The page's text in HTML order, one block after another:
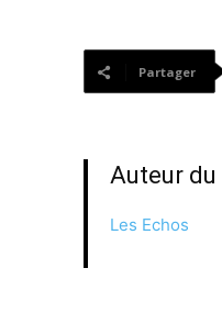
Partager
Auteur du
Les Echos